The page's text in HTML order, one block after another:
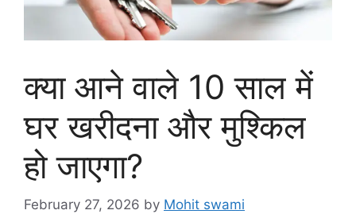
क्या आने वाले 10 साल में
घर खरीदना और मुश्किल
हो जाएगा?
February 27, 2026 by Mohit swami